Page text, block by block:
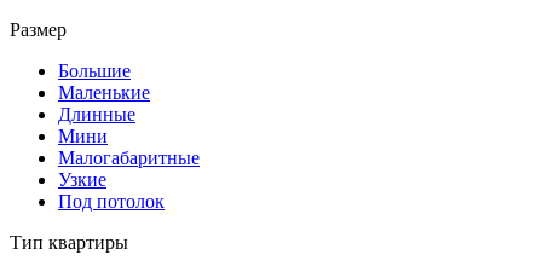
Размер
Большие
Маленькие
Длинные
Мини
Малогабаритные
Узкие
Под потолок
Тип квартиры